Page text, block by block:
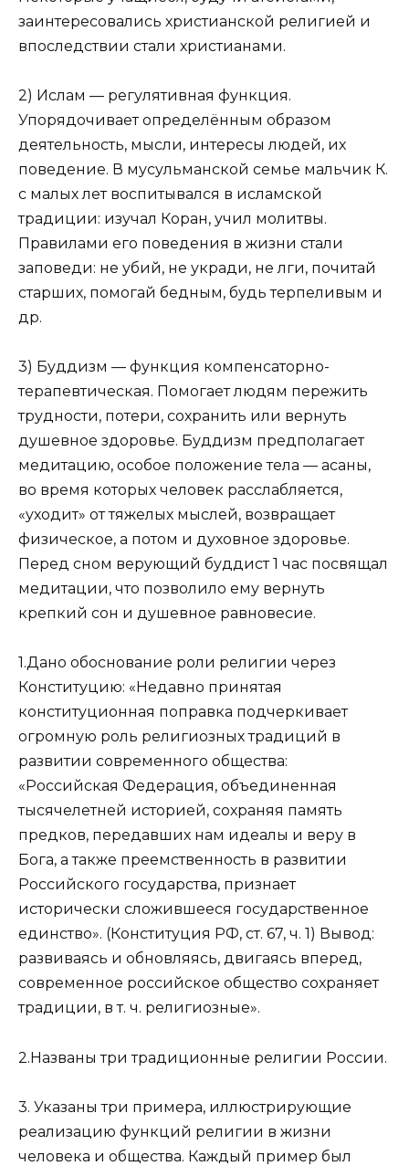
заинтересовались христианской религией и
впоследствии стали христианами.
2) Ислам — регулятивная функция.
Упорядочивает определённым образом
деятельность, мысли, интересы людей, их
поведение. В мусульманской семье мальчик К.
с малых лет воспитывался в исламской
традиции: изучал Коран, учил молитвы.
Правилами его поведения в жизни стали
заповеди: не убий, не укради, не лги, почитай
старших, помогай бедным, будь терпеливым и
др.
3) Буддизм — функция компенсаторно-
терапевтическая. Помогает людям пережить
трудности, потери, сохранить или вернуть
душевное здоровье. Буддизм предполагает
медитацию, особое положение тела — асаны,
во время которых человек расслабляется,
«уходит» от тяжелых мыслей, возвращает
физическое, а потом и духовное здоровье.
Перед сном верующий буддист 1 час посвящал
медитации, что позволило ему вернуть
крепкий сон и душевное равновесие.
1.Дано обоснование роли религии через
Конституцию: «Недавно принятая
конституционная поправка подчеркивает
огромную роль религиозных традиций в
развитии современного общества:
«Российская Федерация, объединенная
тысячелетней историей, сохраняя память
предков, передавших нам идеалы и веру в
Бога, а также преемственность в развитии
Российского государства, признает
исторически сложившееся государственное
единство». (Конституция РФ, ст. 67, ч. 1) Вывод:
развиваясь и обновляясь, двигаясь вперед,
современное российское общество сохраняет
традиции, в т. ч. религиозные».
2.Названы три традиционные религии России.
3. Указаны три примера, иллюстрирующие
реализацию функций религии в жизни
человека и общества. Каждый пример был